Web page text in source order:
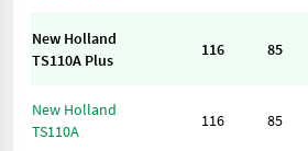
New Holland
TS110A Plus
116 85
New Holland
TS110A
116 85